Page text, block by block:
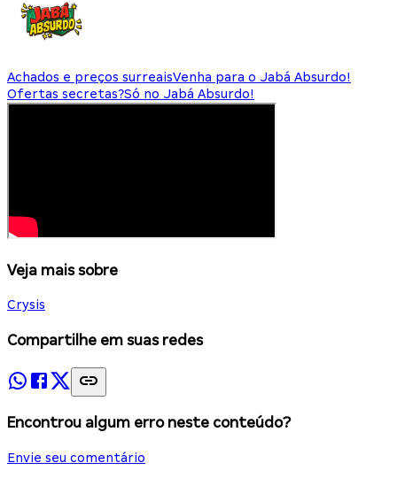
Achados e preços surreaisVenha para o Jabá Absurdo!
Ofertas secretas?Só no Jabá Absurdo!
Veja mais sobre
Crysis
Compartilhe em suas redes
Encontrou algum erro neste conteúdo?
Envie seu comentário